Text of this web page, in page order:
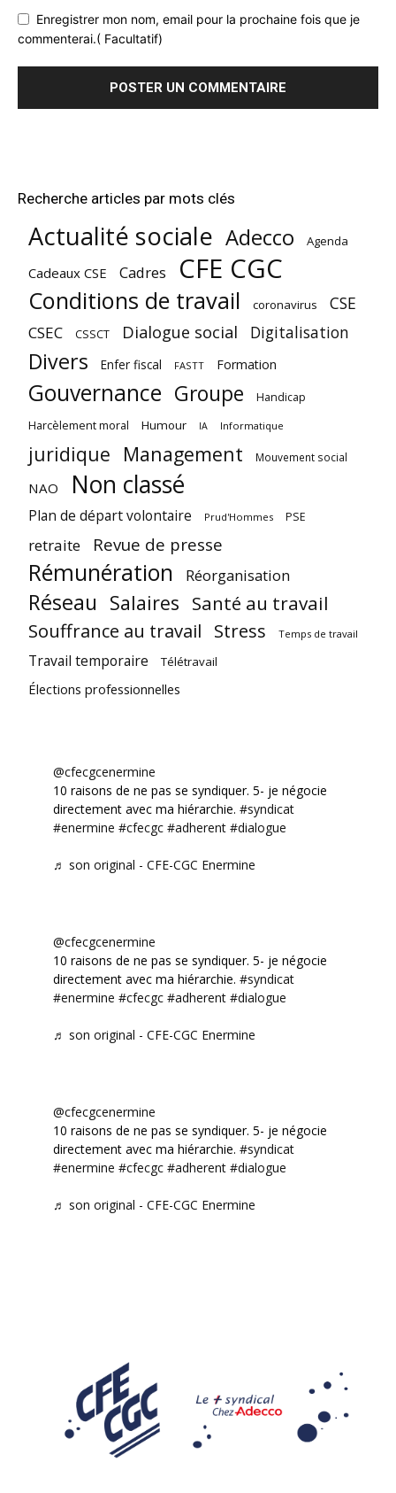
Enregistrer mon nom, email pour la prochaine fois que je
commenterai.( Facultatif)
Recherche articles par mots clés
Actualité sociale Adecco Agenda
Cadeaux CSE Cadres CFE CGC
Conditions de travail coronavirus CSE
CSEC CSSCT Dialogue social Digitalisation
Divers Enfer fiscal FASTT Formation
Gouvernance Groupe Handicap
Harcèlement moral Humour IA Informatique
juridique Management Mouvement social
NAO Non classé
Plan de départ volontaire Prud'Hommes PSE
retraite Revue de presse
Rémunération Réorganisation
Réseau Salaires Santé au travail
Souffrance au travail Stress Temps de travail
Travail temporaire Télétravail
Élections professionnelles
@cfecgcenermine
10 raisons de ne pas se syndiquer. 5- je négocie
directement avec ma hiérarchie. #syndicat
#enermine #cfecgc #adherent #dialogue
♬ son original - CFE-CGC Enermine
@cfecgcenermine
10 raisons de ne pas se syndiquer. 5- je négocie
directement avec ma hiérarchie. #syndicat
#enermine #cfecgc #adherent #dialogue
♬ son original - CFE-CGC Enermine
@cfecgcenermine
10 raisons de ne pas se syndiquer. 5- je négocie
directement avec ma hiérarchie. #syndicat
#enermine #cfecgc #adherent #dialogue
♬ son original - CFE-CGC Enermine